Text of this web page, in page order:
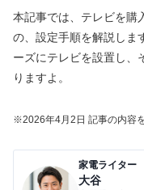
本記事では、テレビを購
の、設定手順を解説しま
ーズにテレビを設置し、
りますよ。
※2026年4月2 日 記事の内容
家電ライター
大谷